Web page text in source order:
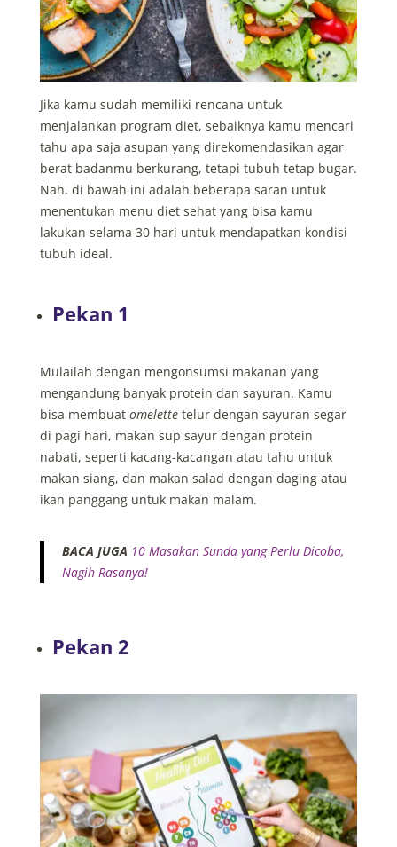
Jika kamu sudah memiliki rencana untuk
menjalankan program diet, sebaiknya kamu mencari
tahu apa saja asupan yang direkomendasikan agar
berat badanmu berkurang, tetapi tubuh tetap bugar.
Nah, di bawah ini adalah beberapa saran untuk
menentukan menu diet sehat yang bisa kamu
lakukan selama 30 hari untuk mendapatkan kondisi
tubuh ideal.
Pekan 1
Mulailah dengan mengonsumsi makanan yang
mengandung banyak protein dan sayuran. Kamu
bisa membuat omelettetelur dengan sayuran segar
di pagi hari, makan sup sayur dengan protein
nabati, seperti kacang-kacangan atau tahu untuk
makan siang, dan makan salad dengan daging atau
ikan panggang untuk makan malam.
BACA JUGA 10 Masakan Sunda yang Perlu Dicoba,
Nagih Rasanya!
Pekan 2